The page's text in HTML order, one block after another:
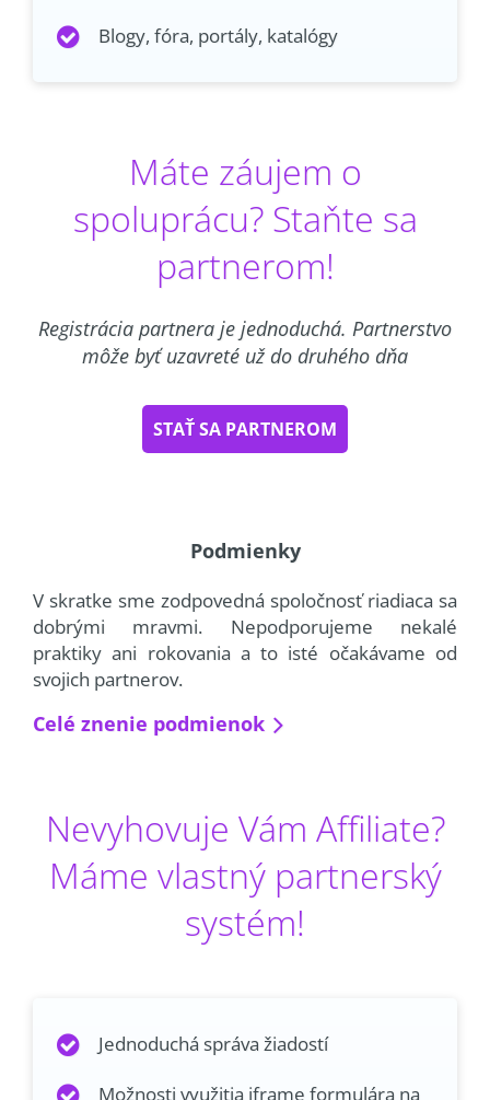
Blogy, fóra, portály, katalógy
Máte záujem o
spoluprácu? Staňte sa
partnerom!
Registrácia partnera je jednoduchá. Partnerstvo
môže byť uzavreté už do druhého dňa
STAŤ SA PARTNEROM
Podmienky
V skratke sme zodpovedná spoločnosť riadiaca sa
dobrými mravmi. Nepodporujeme nekalé
praktiky ani rokovania a to isté očakávame od
svojich partnerov.
Celé znenie podmienok
Nevyhovuje Vám Affiliate?
Máme vlastný partnerský
systém!
Jednoduchá správa žiadostí
Možnosti využitia iframe formulára na